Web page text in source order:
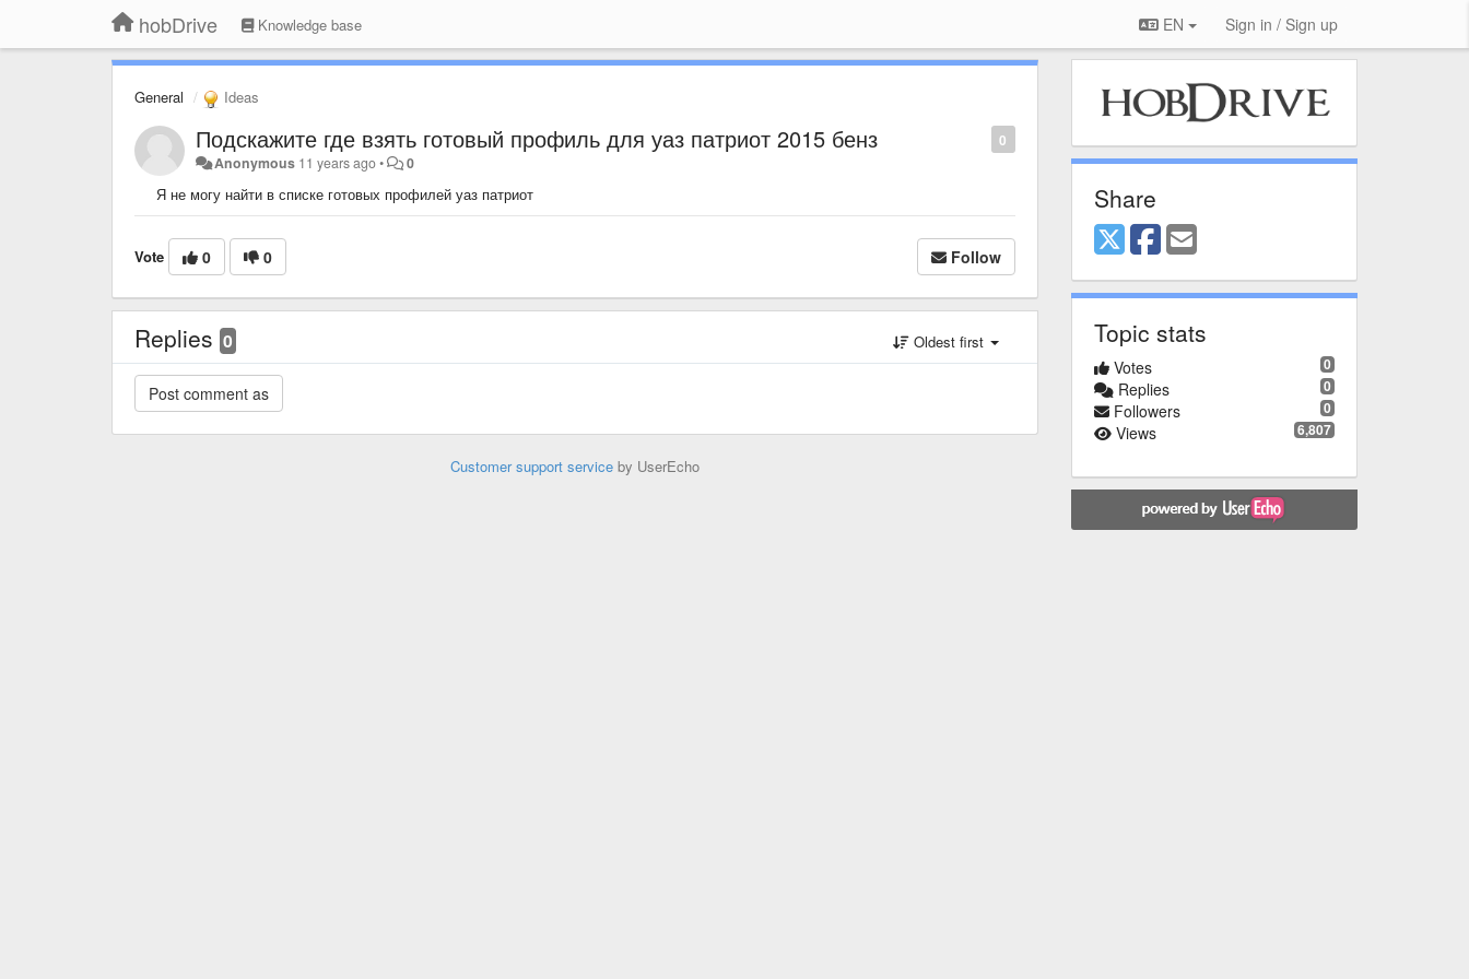
hobDrive Knowledge base EN Sign in / Sign up
General Ideas
0
Подскажите где взять готовый профиль для уаз патриот 2015 бенз
Anonymous 11 years ago• 0
Я не могу найти в списке готовых профилей уаз патриот
Vote 0 0 Follow
Replies 0 Oldest first
Customer support serviceby UserEcho
Share
Topic stats
0
Votes
0
Replies
0
Followers
6,807
Views